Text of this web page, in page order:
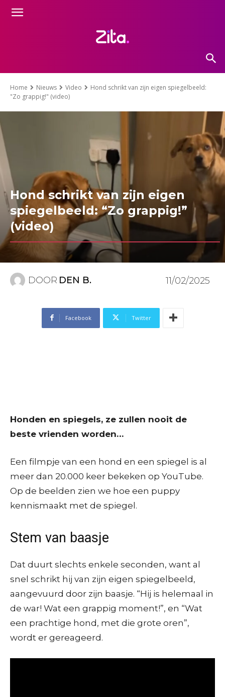
Home Nieuws Video
Hond schrikt van zijn eigen spiegelbeeld:
"Zo grappig!" (video)
Hond schrikt van zijn eigen
spiegelbeeld: “Zo grappig!”
(video)
DOOR DEN B. 11/02/2025
Facebook Twitter
Honden en spiegels, ze zullen nooit de
beste vrienden worden…
Een filmpje van een hond en een spiegel is al
meer dan 20.000 keer bekeken op YouTube.
Op de beelden zien we hoe een puppy
kennismaakt met de spiegel.
Stem van baasje
Dat duurt slechts enkele seconden, want al
snel schrikt hij van zijn eigen spiegelbeeld,
aangevuurd door zijn baasje. “Hij is helemaal in
de war! Wat een grappig moment!”, en “Wat
een prachtige hond, met die grote oren”,
wordt er gereageerd.